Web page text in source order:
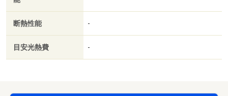
断熱性能 -
目安光熱費 -